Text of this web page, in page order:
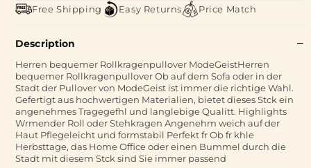
Free Shipping Easy Returns Price Match
Description
Herren bequemer Rollkragenpullover ModeGeistHerren
bequemer Rollkragenpullover Ob auf dem Sofa oder in der
Stadt der Pullover von ModeGeist ist immer die richtige Wahl.
Gefertigt aus hochwertigen Materialien, bietet dieses Stck ein
angenehmes Tragegefhl und langlebige Qualitt. Highlights
Wrmender Roll oder Stehkragen Angenehm weich auf der
Haut Pflegeleicht und formstabil Perfekt fr Ob fr khle
Herbsttage, das Home Office oder einen Bummel durch die
Stadt mit diesem Stck sind Sie immer passend